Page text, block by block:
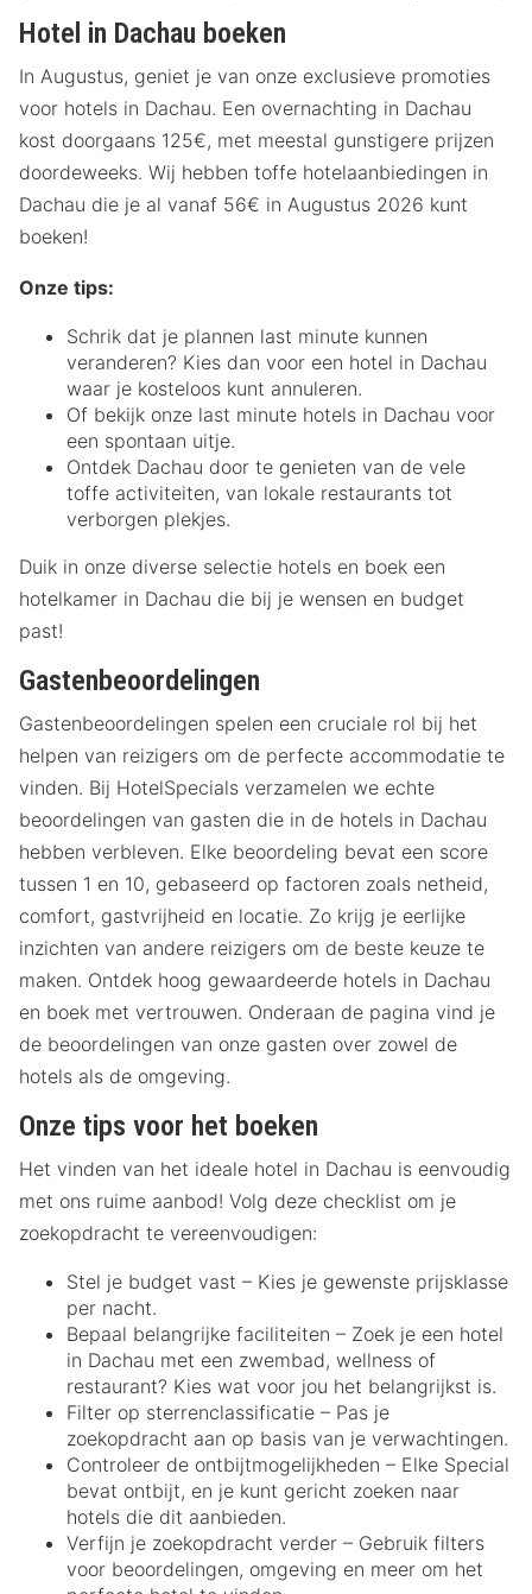
Hotel in Dachau boeken
In Augustus, geniet je van onze exclusieve promoties
voor hotels in Dachau. Een overnachting in Dachau
kost doorgaans 125€, met meestal gunstigere prijzen
doordeweeks. Wij hebben toffe hotelaanbiedingen in
Dachau die je al vanaf 56€ in Augustus 2026 kunt
boeken!
Onze tips:
Schrik dat je plannen last minute kunnen
veranderen? Kies dan voor een hotel in Dachau
waar je kosteloos kunt annuleren.
Of bekijk onze last minute hotels in Dachau voor
een spontaan uitje.
Ontdek Dachau door te genieten van de vele
toffe activiteiten, van lokale restaurants tot
verborgen plekjes.
Duik in onze diverse selectie hotels en boek een
hotelkamer in Dachau die bij je wensen en budget
past!
Gastenbeoordelingen
Gastenbeoordelingen spelen een cruciale rol bij het
helpen van reizigers om de perfecte accommodatie te
vinden. Bij HotelSpecials verzamelen we echte
beoordelingen van gasten die in de hotels in Dachau
hebben verbleven. Elke beoordeling bevat een score
tussen 1 en 10, gebaseerd op factoren zoals netheid,
comfort, gastvrijheid en locatie. Zo krijg je eerlijke
inzichten van andere reizigers om de beste keuze te
maken. Ontdek hoog gewaardeerde hotels in Dachau
en boek met vertrouwen. Onderaan de pagina vind je
de beoordelingen van onze gasten over zowel de
hotels als de omgeving.
Onze tips voor het boeken
Het vinden van het ideale hotel in Dachau is eenvoudig
met ons ruime aanbod! Volg deze checklist om je
zoekopdracht te vereenvoudigen:
Stel je budget vast – Kies je gewenste prijsklasse
per nacht.
Bepaal belangrijke faciliteiten – Zoek je een hotel
in Dachau met een zwembad, wellness of
restaurant? Kies wat voor jou het belangrijkst is.
Filter op sterrenclassificatie – Pas je
zoekopdracht aan op basis van je verwachtingen.
Controleer de ontbijtmogelijkheden – Elke Special
bevat ontbijt, en je kunt gericht zoeken naar
hotels die dit aanbieden.
Verfijn je zoekopdracht verder – Gebruik filters
voor beoordelingen, omgeving en meer om het